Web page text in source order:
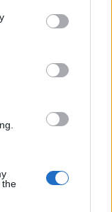
You may click to
party tags to
in below Google
the